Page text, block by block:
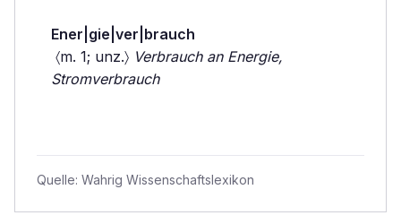
Ener|gie|ver|brauch
〈m. 1; unz.〉 Verbrauch an Energie,
Stromverbrauch
Quelle: Wahrig Wissenschaftslexikon